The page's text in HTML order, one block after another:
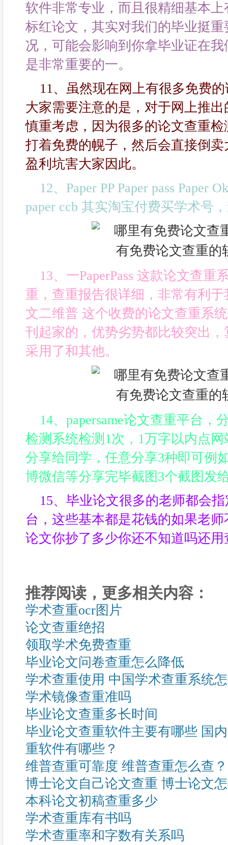
软件非常专业，而且很精细基本
标红论文，其实对我们的毕业挺
况，可能会影响到你拿毕业证在
是非常重要的一。
11、虽然现在网上有很多免费
大家需要注意的是，对于网上推
慎重考虑，因为很多的论文查重
打着免费的幌子，然后会直接倒
盈利坑害大家因此。
12、Paper PP Paper pass Paper
paper ccb 其实淘宝付费买学术号
13、一PaperPass 这款论文查重
重，查重报告很详细，非常有利
文二维普 这个收费的论文查重系
刊起家的，优势劣势都比较突出
采用了和其他。
14、papersame论文查重平台，
检测系统检测1次，1万字以内点
分享给同学，任意分享3种即可例
博微信等分享完毕截图3个截图发
15、毕业论文很多的老师都会
台，这些基本都是花钱的如果老
论文你抄了多少你还不知道吗还用
推荐阅读，更多相关内容：
学术查重ocr图片
论文查重绝招
领取学术免费查重
毕业论文问卷查重怎么降低
学术查重使用 中国学术查重系统
学术镜像查重准吗
毕业论文查重多长时间
毕业论文查重软件主要有哪些 国
重软件有哪些？
维普查重可靠度 维普查重怎么查？
博士论文自己论文查重 博士论文
本科论文初稿查重多少
学术查重库有书吗
学术查重率和字数有关系吗